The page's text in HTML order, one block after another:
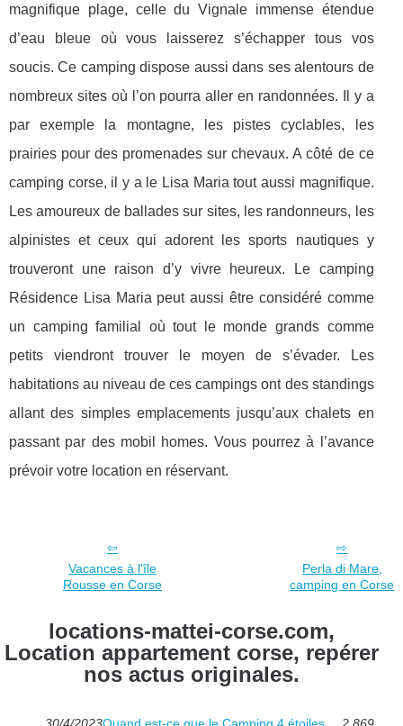
magnifique plage, celle du Vignale immense étendue
d’eau bleue où vous laisserez s’échapper tous vos
soucis. Ce camping dispose aussi dans ses alentours de
nombreux sites où l’on pourra aller en randonnées. Il y a
par exemple la montagne, les pistes cyclables, les
prairies pour des promenades sur chevaux. A côté de ce
camping corse, il y a le Lisa Maria tout aussi magnifique.
Les amoureux de ballades sur sites, les randonneurs, les
alpinistes et ceux qui adorent les sports nautiques y
trouveront une raison d’y vivre heureux. Le camping
Résidence Lisa Maria peut aussi être considéré comme
un camping familial où tout le monde grands comme
petits viendront trouver le moyen de s’évader. Les
habitations au niveau de ces campings ont des standings
allant des simples emplacements jusqu’aux chalets en
passant par des mobil homes. Vous pourrez à l’avance
prévoir votre location en réservant.
Vacances à l'île
Rousse en Corse
Perla di Mare,
camping en Corse
locations-mattei-corse.com,
Location appartement corse, repérer
nos actus originales.